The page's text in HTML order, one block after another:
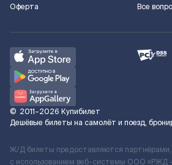
Оферта
Все
© 2011–2026 Купибилет
Дешёвые билеты на самолёт и поезд,
Ж/Д билеты предоставляются партнёрами,
с использованием веб-системы ООО «РЖД